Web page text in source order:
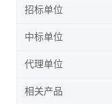
招标单位
中标单位
代理单位
相关产品